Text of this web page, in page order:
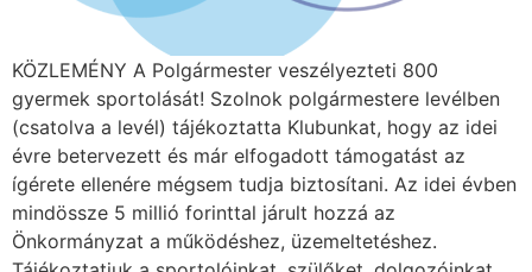
KÖZLEMÉNY A Polgármester veszélyezteti 800
gyermek sportolását! Szolnok polgármestere levélben
(csatolva a levél) tájékoztatta Klubunkat, hogy az idei
évre betervezett és már elfogadott támogatást az
ígérete ellenére mégsem tudja biztosítani. Az idei évben
mindössze 5 millió forinttal járult hozzá az
Önkormányzat a működéshez, üzemeltetéshez.